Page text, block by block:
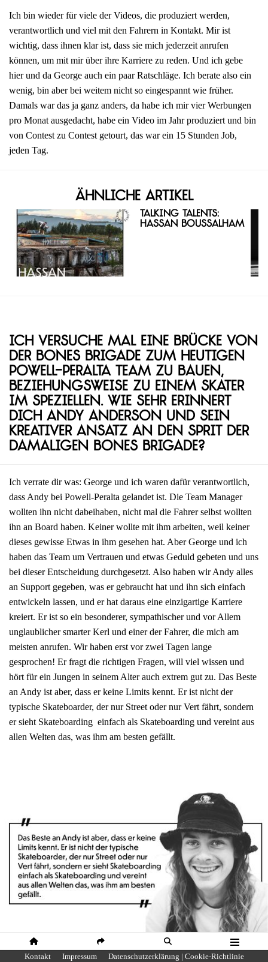
HOME SHARE SUCHE MENÜ
Ich bin wieder für viele der Videos, die produziert werden,
verantwortlich und viel mit den Fahrern in Kontakt. Mir ist
wichtig, dass ihnen klar ist, dass sie mich jederzeit anrufen
können, um mit mir über ihre Karriere zu reden. Und ich gebe
hier und da George auch ein paar Ratschläge. Ich berate also ein
wenig, bin aber bei weitem nicht so eingespannt wie früher.
Damals war das ja ganz anders, da habe ich mir vier Werbungen
pro Monat ausgedacht, habe ein Video im Jahr produziert und bin
von Contest zu Contest getourt, das war ein 15 Stunden Job,
jeden Tag.
Ähnliche Artikel
Talking Talents:
Hassan Boussalham
Ich versuche mal eine Brücke von
der Bones Brigade zum heutigen
Powell-Peralta Team zu bauen,
beziehungsweise zu einem Skater
im Speziellen. Wie sehr erinnert
dich Andy Anderson und sein
kreativer Ansatz an den Sprit der
damaligen Bones Brigade?
Ich verrate dir was: George und ich waren dafür verantwortlich,
dass Andy bei Powell-Peralta gelandet ist. Die Team Manager
wollten ihn nicht dabeihaben, nicht mal die Fahrer selbst wollten
ihn an Board haben. Keiner wollte mit ihm arbeiten, weil keiner
dieses gewisse Etwas in ihm gesehen hat. Aber George und ich
haben das Team um Vertrauen und etwas Geduld gebeten und uns
bei dieser Entscheidung durchgesetzt. Also haben wir Andy alles
an Support gegeben, was er gebraucht hat und ihn sich einfach
entwickeln lassen, und er hat daraus eine einzigartige Karriere
kreiert. Er ist so ein besonderer, sympathischer und vor Allem
unglaublicher smarter Kerl und einer der Fahrer, die mich am
meisten anrufen. Wir haben erst vor zwei Tagen lange
gesprochen! Er fragt die richtigen Fragen, will viel wissen und
hört für ein Jungen in seinem Alter auch extrem gut zu. Das Beste
an Andy ist aber, dass er keine Limits kennt. Er ist nicht der
typische Skateboarder, der nur Street oder nur Vert fährt, sondern
er sieht Skateboarding einfach als Skateboarding und vereint aus
allen Welten das, was ihm am besten gefällt.
Foto: Brandon Artis.
Kontakt Impressum Datenschutzerklärung | Cookie-Richtlinie